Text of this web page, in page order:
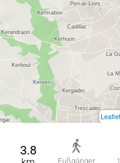
3.8
Fußgänger
Leaflet